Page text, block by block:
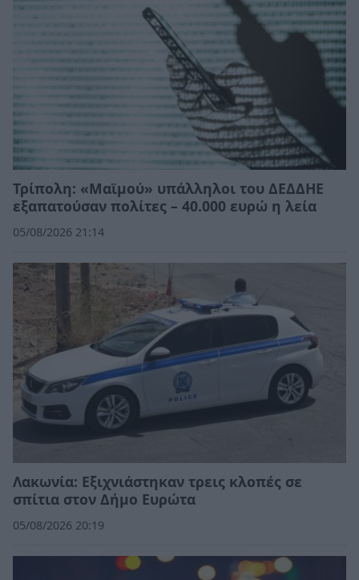
Τρίπολη: «Μαϊμού» υπάλληλοι του ΔΕΔΔΗΕ
εξαπατούσαν πολίτες – 40.000 ευρώ η λεία
05/08/2026 21:14
Λακωνία: Εξιχνιάστηκαν τρεις κλοπές σε
σπίτια στον Δήμο Ευρώτα
05/08/2026 20:19